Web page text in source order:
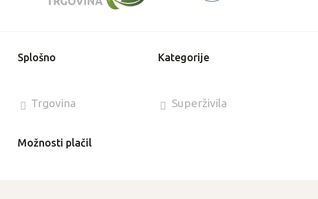
Splošno
Trgovina
O nas
Kategorije
Superživila
Možnosti plačil